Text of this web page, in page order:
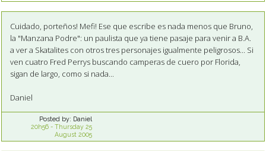
Cuidado, porteños! Mefi! Ese que escribe es nada menos que Bruno,
la "Manzana Podre": un paulista que ya tiene pasaje para venir a B.A.
a ver a Skatalites con otros tres personajes igualmente peligrosos... Si
ven cuatro Fred Perrys buscando camperas de cuero por Florida,
sigan de largo, como si nada...
Daniel
Posted by: Daniel
20h56- Thursday 25
August 2005